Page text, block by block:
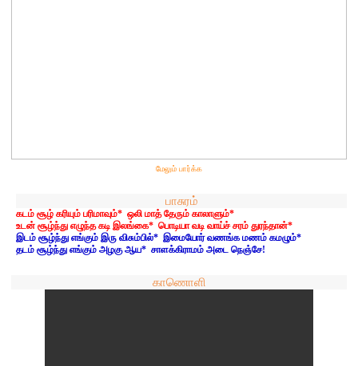
மேலும் பார்க்க
பாசுரம்
கடம் சூழ் கரியும் பரிமாவும்* ஒலி மாத் தேரும் காலாளும்*
உடன் சூழ்ந்து எழுந்த கடி இலங்கை* பொடியா வடி வாய்ச் சரம் துரந்தான்*
இடம் சூழ்ந்து எங்கும் இரு விசும்பில்* இமையோர் வணங்க மணம் கமழும்*
தடம் சூழ்ந்து எங்கும் அழகு ஆய* சாளக்கிராமம் அடை நெஞ்சே!
காணொளி